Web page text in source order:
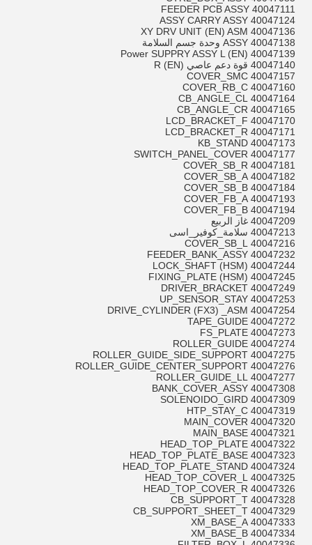
40047111 FEEDER PCB ASSY
40047124 ASSY CARRY ASSY
40047136 XY DRV UNIT (EN) ASM
40047138 ASSY وحدة جسم السلامة
40047139 Power SUPPRY ASSY L (EN)
40047140 قوة دعم عاصي R (EN)
40047157 COVER_SMC
40047160 COVER_RB_C
40047164 CB_ANGLE_CL
40047165 CB_ANGLE_CR
40047170 LCD_BRACKET_F
40047171 LCD_BRACKET_R
40047173 KB_STAND
40047177 SWITCH_PANEL_COVER
40047181 COVER_SB_R
40047182 COVER_SB_A
40047184 COVER_SB_B
40047193 COVER_FB_A
40047194 COVER_FB_B
40047209 غاز الربيع
40047213 سلامة_كوفير_اسى
40047216 COVER_SB_L
40047232 FEEDER_BANK_ASSY
40047244 LOCK_SHAFT (HSM)
40047245 FIXING_PLATE (HSM)
40047249 DRIVER_BRACKET
40047253 UP_SENSOR_STAY
40047254 DRIVE_CYLINDER (FX3) _ASM
40047272 TAPE_GUIDE
40047273 FS_PLATE
40047274 ROLLER_GUIDE
40047275 ROLLER_GUIDE_SIDE_SUPPORT
40047276 ROLLER_GUIDE_CENTER_SUPPORT
40047277 ROLLER_GUIDE_LL
40047308 BANK_COVER_ASSY
40047309 SOLENOIDO_GIRD
40047319 HTP_STAY_C
40047320 MAIN_COVER
40047321 MAIN_BASE
40047322 HEAD_TOP_PLATE
40047323 HEAD_TOP_PLATE_BASE
40047324 HEAD_TOP_PLATE_STAND
40047325 HEAD_TOP_COVER_L
40047326 HEAD_TOP_COVER_R
40047328 CB_SUPPORT_T
40047329 CB_SUPPORT_SHEET_T
40047333 XM_BASE_A
40047334 XM_BASE_B